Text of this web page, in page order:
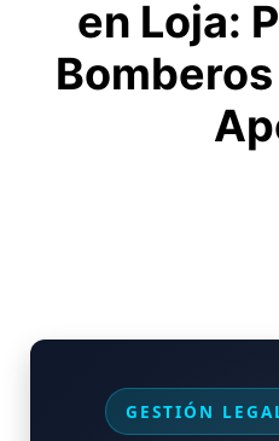
en Loja:
GESTIÓN